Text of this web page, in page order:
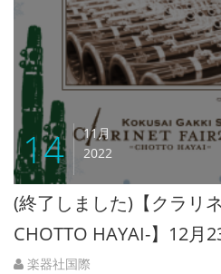
14
11月
2022
(終了しました)【クラリ
CHOTTO HAYAI-】12月
楽器社国際